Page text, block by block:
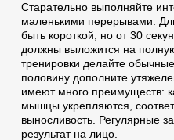
Старательно выполняйте
маленькими перерывами.
быть короткой, но от 30
должны выложится на
тренировки делайте
половину дополните
имеют много преимуществ:
мышцы укрепляются,
выносливость. Регулярные
результат на лицо.